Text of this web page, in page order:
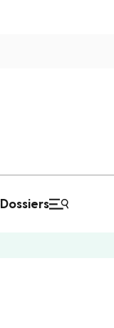
Dossiers